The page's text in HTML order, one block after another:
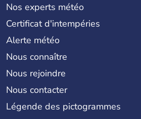
Nos experts météo
Certificat d'intempéries
Alerte météo
Nous connaître
Nous rejoindre
Nous contacter
Légende des pictogrammes